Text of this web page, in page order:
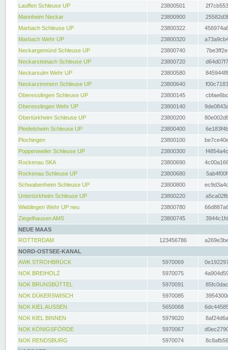
Lauffen Schleuse UP
23800501
Mannheim Neckar
23800900
Marbach Schleuse UP
23800322
Marbach Wehr UP
23800320
Neckargemünd Schleuse UP
23800740
Neckarsteinach Schleuse UP
23800720
Neckarsulm Wehr UP
23800580
Neckarzimmern Schleuse UP
23800640
Oberesslingen Schleuse UP
23800145
Oberesslingen Wehr UP
23800140
Obertürkheim Schleuse UP
23800200
Pleidelsheim Schleuse UP
23800400
Plochingen
23800100
Poppenweiler Schleuse UP
23800300
Rockenau SKA
23800690
Rockenau Schleuse UP
23800680
Schwabenheim Schleuse UP
23800800
Untertürkheim Schleuse UP
23800220
Wieblingen Wehr UP neu
23800780
Ziegelhausen AMS
23800745
NEUE MAAS
ROTTERDAM
123456786
NORD-OSTSEE-KANAL
AWK STROHBRÜCK
5970069
NOK BREIHOLZ
5970075
NOK BRUNSBÜTTEL
5970091
NOK DÜKERSWISCH
5970085
NOK KIEL AUSSEN
5650068
NOK KIEL BINNEN
5979020
NOK KÖNIGSFÖRDE
5970067
NOK RENDSBURG
5970074